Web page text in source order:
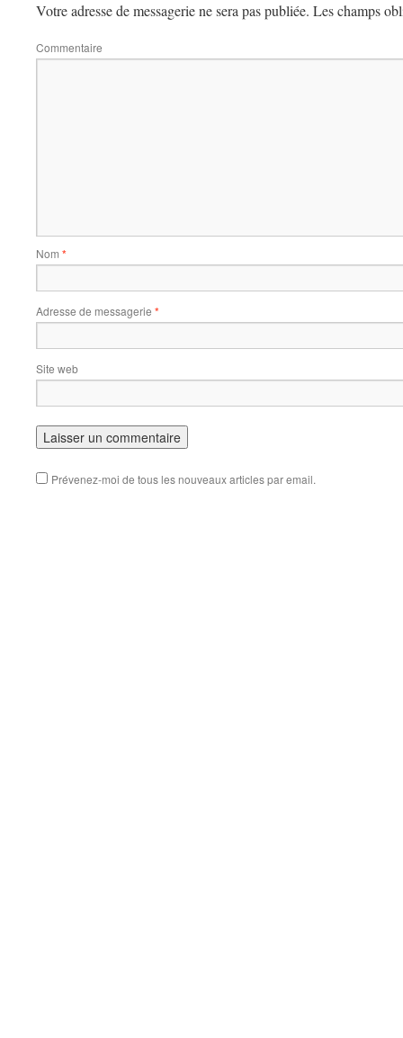
Votre adresse de messagerie ne sera pas publiée. Les champs
Commentaire
Nom *
Adresse de messagerie *
Site web
Prévenez-moi de tous les nouveaux articles par email.